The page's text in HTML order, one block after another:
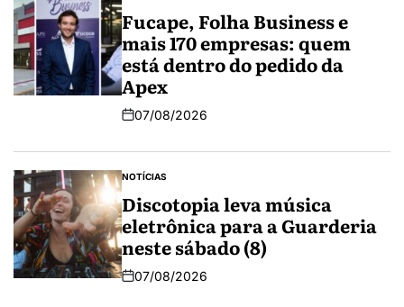
Fucape, Folha Business e
mais 170 empresas: quem
está dentro do pedido da
Apex
07/08/2026
NOTÍCIAS
Discotopia leva música
eletrônica para a Guarderia
neste sábado (8)
07/08/2026